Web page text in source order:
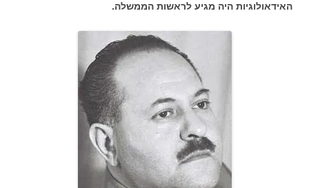
האידאולוגיות היה מגיע לראשות הממשלה.